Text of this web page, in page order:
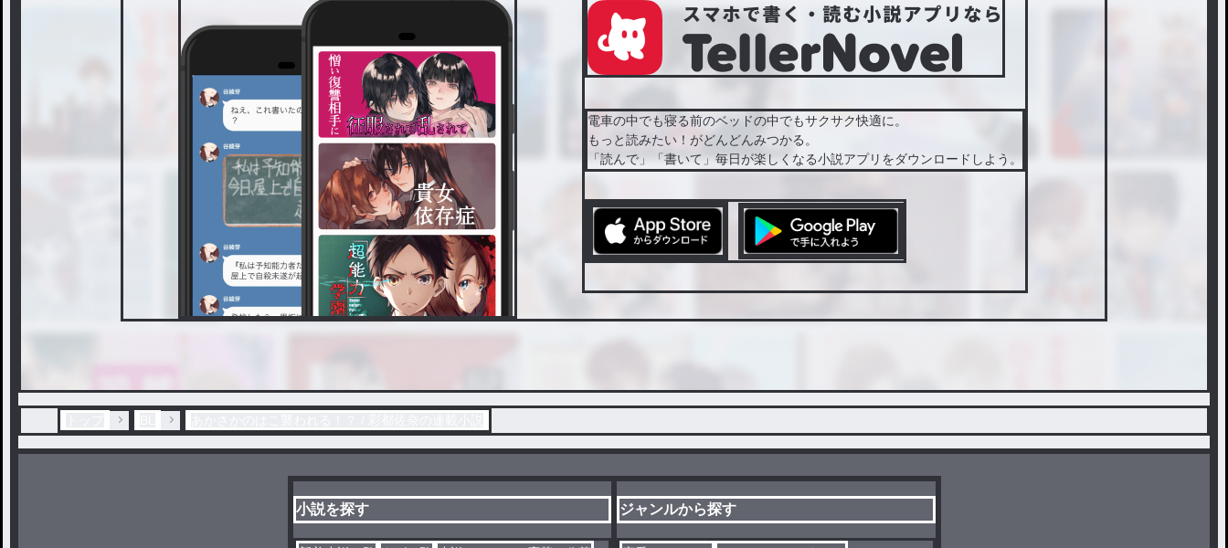
電車の中でも寝る前のベッドの中でもサクサク快適に。
もっと読みたい！がどんどんみつかる。
「読んで」「書いて」毎日が楽しくなる小説アプリをダウンロードしよう。
小説を探す ジャンルから探す